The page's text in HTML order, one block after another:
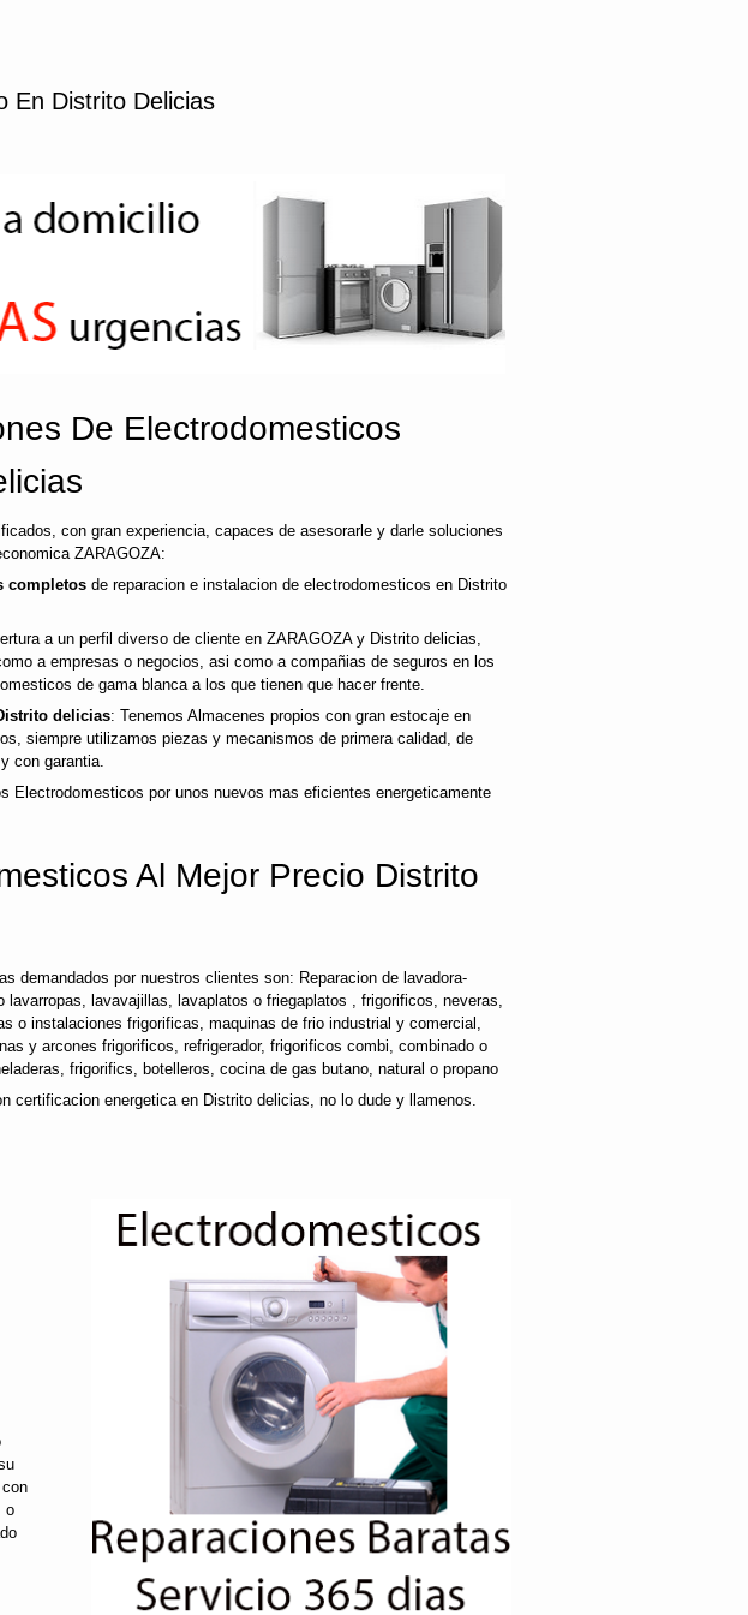
En Distrito Delicias
De Electrodomesticos
con gran experiencia, capaces de asesorarle y darle soluciones
ZARAGOZA:
completos de reparacion e instalacion de electrodomesticos en Distrito
a un perfil diverso de cliente en ZARAGOZA y Distrito delicias,
a empresas o negocios, asi como a compañias de seguros en los
de gama blanca a los que tienen que hacer frente.
delicias: Tenemos Almacenes propios con gran estocaje en
siempre utilizamos piezas y mecanismos de primera calidad, de
con garantia.
Electrodomesticos por unos nuevos mas eficientes energeticamente
Al Mejor Precio Distrito
demandados por nuestros clientes son: Reparacion de lavadora-
lavarropas, lavavajillas, lavaplatos o friegaplatos , frigorificos, neveras,
o instalaciones frigorificas, maquinas de frio industrial y comercial,
y arcones frigorificos, refrigerador, frigorificos combi, combinado o
frigorifics, botelleros, cocina de gas butano, natural o propano
certificacion energetica en Distrito delicias, no lo dude y llamenos.
o